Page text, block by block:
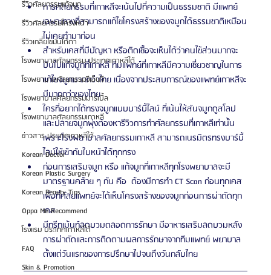
รีวิวศัลยกรรมแก้จมูก
รีวิวศัลยกรรมโครงหน้า
รีวิวเกลี่ยไขมันใต้ตา
โรงพยาบาลศัลยกรรม ประเทศเกาหลีใต้
โรงพยาบาลศัลยกรรมจีเอ็นจี
โรงพยาบาลศัลยกรรมมาร์เบิ้ล
โรงพยาบาลศัลยกรรมเกาหลี
ข่าวสาร ประเทศเกาหลีใต้
Korean Doctor
Korean Plastic Surgery
Korean Beauty Tips
Oppa Me Recommend
โรงแรม ประเทศเกาหลีใต้
FAQ
Skin & Promotion
การศัลยกรรมที่เกาหลีจะเน้นไปที่ความเป็นธรรมชาติ มีแพทย์
เฉพาะทางที่สามารถแก้ไขโครงสร้างของจมูกได้ธรรมชาติเหมือน
ไม่เคยทำมาก่อน
สำหรับเคสที่มีปัญหา หรือติดเชื้อจะเห็นได้ว่าคนไข้ส่วนมากจะ
บินไปแก้จมูกที่เกาหลี ทีมแพทย์ที่เกาหลีมีความเชี่ยวชาญในการ
แก้ไขจมูกมากกว่าไทย เนื่องจากประสบการณ์ของแพทย์เกาหลีจะ
มีมากกว่าของไทย
ใครที่อยากได้ทรงจมูกแบบบาร์บี้ไลน์ ที่เน้นให้สันจมูกดูสโลป
และปลายจมูกพุ่งต้องหารีวิวการทำศัลยกรรมที่เกาหลีเท่านั้น
เพราะโรงพยาบาลศัลยกรรมเกาหลี สามารถเนรมิตรทรงบาร์บี้
ไลน์ให้เข้ากับใบหน้าได้ทุกทรง
ก่อนการเสริมจมูก หรือ แก้จมูกที่เกาหลีทุกโรงพยาบาลจะมี
มาตรฐานคล้าย ๆ กัน คือ  ต้องมีการทำ CT Scan ก่อนทุกเคส
เพื่อที่ศัลยแพทย์จะได้เห็นโครงสร้างของจมูกก่อนการผ่าตัดทุก
เคส
มีทรีทเม้นท์ลดบวมตลอดการรักษา มีอาหารเสริมลดบวมหลัง
การผ่าตัดและการติดตามผลการรักษาจากทีมแพทย์ พยาบาล
ตั้งแต่วันแรกของการปรึกษาไปจนถึงวันกลับไทย